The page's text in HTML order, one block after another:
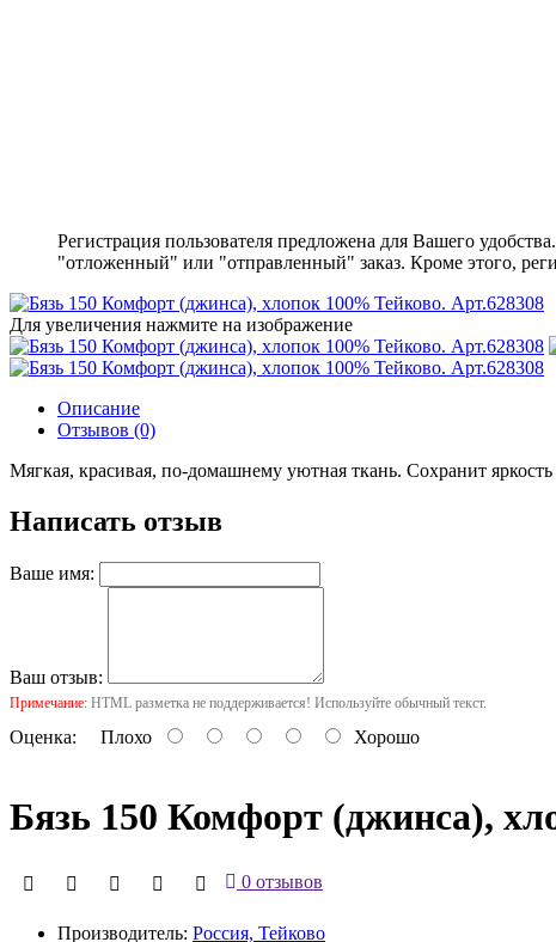
Регистрация пользователя предложена для Вашего
"отложенный" или "отправленный" заказ. Кроме этого,
Для увеличения нажмите на изображение
Описание
Отзывов (0)
Мягкая, красивая, по-домашнему уютная ткань. Сохранит
Написать отзыв
Ваше имя:
Ваш отзыв:
Примечание: HTML разметка не поддерживается! Используйте обычный текст.
Оценка: Плохо Хорошо
Бязь 150 Комфорт (джинса),
0 отзывов
Производитель: Россия, Тейково